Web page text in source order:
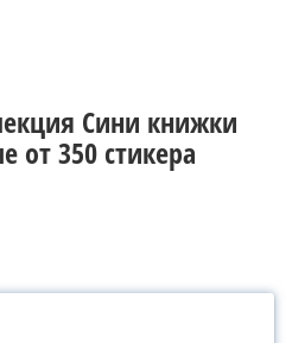
Сини книжки
от 350 стикера